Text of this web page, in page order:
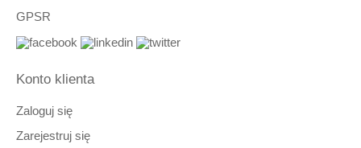
6163799895029
6048795527559
5731403587243
6945068668677
GPSR
Konto klienta
Zaloguj się
Zarejestruj się